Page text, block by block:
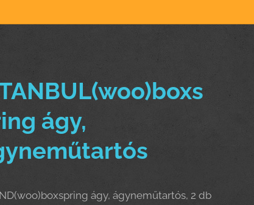
ágy,
ágy, ágyneműtartós, 2 db